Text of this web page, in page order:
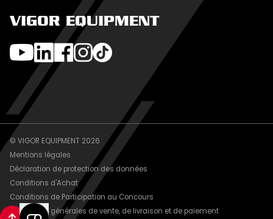
VIGOR EQUIPMENT
© VIGOR EQUIPMENT 2026
Mentions légales
Déclaration de protection des données
Conditions d'Achat
Conditions de Participation au Concours
Conditions générales de vente, de livraison et de paiement